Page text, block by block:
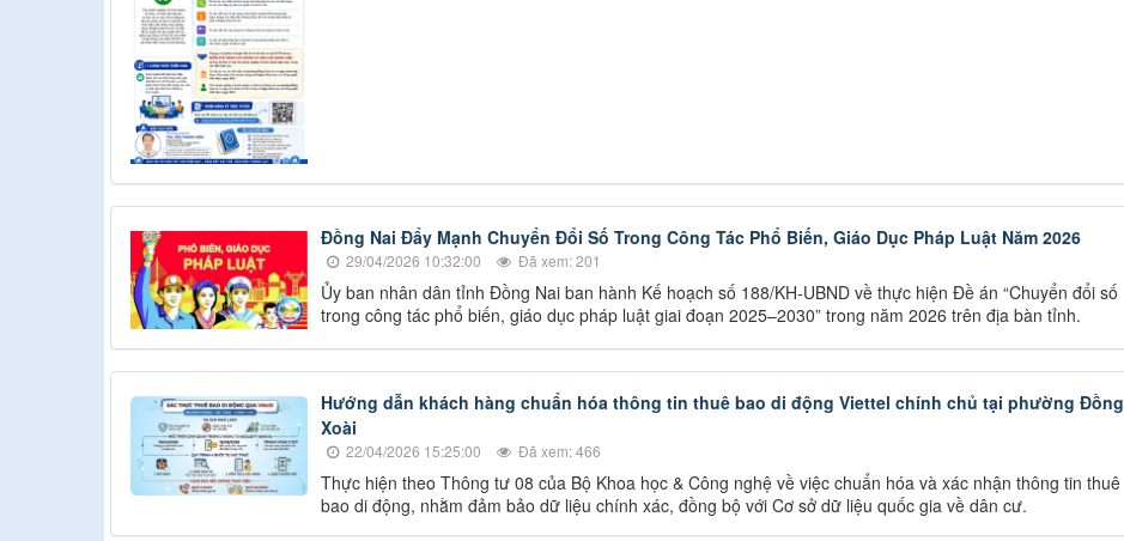
Đồng Nai Đẩy Mạnh Chuyển Đổi Số Trong Công Tác Phổ Biến, Giáo Dục Pháp Luật Năm 2026
29/04/2026 10:32:00 Đã xem: 201
Ủy ban nhân dân tỉnh Đồng Nai ban hành Kế hoạch số 188/KH-UBND về thực hiện Đề án “Chuyển đổi số
trong công tác phổ biến, giáo dục pháp luật giai đoạn 2025–2030” trong năm 2026 trên địa bàn tỉnh.
Hướng dẫn khách hàng chuẩn hóa thông tin thuê bao di động Viettel chính chủ tại phường Đồng
Xoài
22/04/2026 15:25:00 Đã xem: 466
Thực hiện theo Thông tư 08 của Bộ Khoa học & Công nghệ về việc chuẩn hóa và xác nhận thông tin thuê
bao di động, nhằm đảm bảo dữ liệu chính xác, đồng bộ với Cơ sở dữ liệu quốc gia về dân cư.